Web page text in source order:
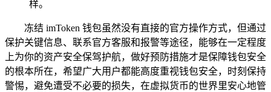
样。
冻结 imToken 钱包虽然没有直接的官方操作方式，但通过
保护关键信息、联系官方客服和报警等途径，能够在一定程度
上为你的资产安全保驾护航，做好预防措施才是保障钱包安全
的根本所在，希望广大用户都能高度重视钱包安全，时刻保持
警惕，避免遭受不必要的损失，在虚拟货币的世界里安心地管